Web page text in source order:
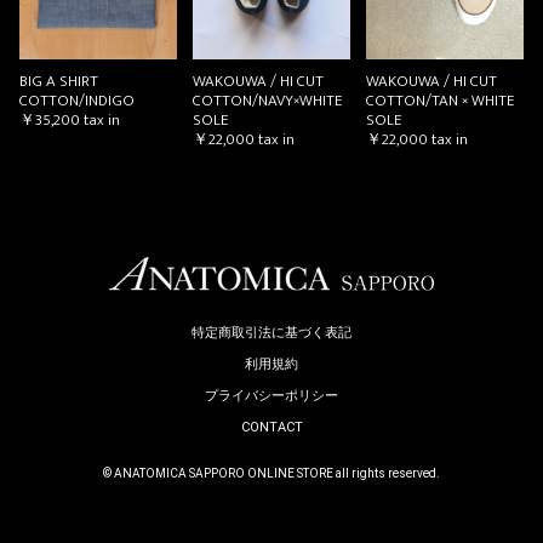
BIG A SHIRT
COTTON/INDIGO
￥35,200tax in
WAKOUWA / HI CUT
COTTON/NAVY×WHITE
SOLE
￥22,000tax in
WAKOUWA / HI CUT
COTTON/TAN × WHITE
SOLE
￥22,000tax in
特定商取引法に基づく表記
利用規約
プライバシーポリシー
CONTACT
© ANATOMICA SAPPORO ONLINE STORE all rights reserved.